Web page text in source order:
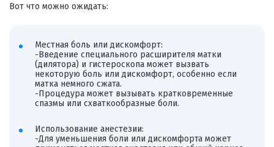
Вот что можно ожидать:
Местная боль или дискомфорт:
-Введение специального расширителя матки
(дилятора) и гистероскопа может вызвать
некоторую боль или дискомфорт, особенно если
матка немного сжата.
-Процедура может вызывать кратковременные
спазмы или схваткообразные боли.
Использование анестезии:
-Для уменьшения боли или дискомфорта может